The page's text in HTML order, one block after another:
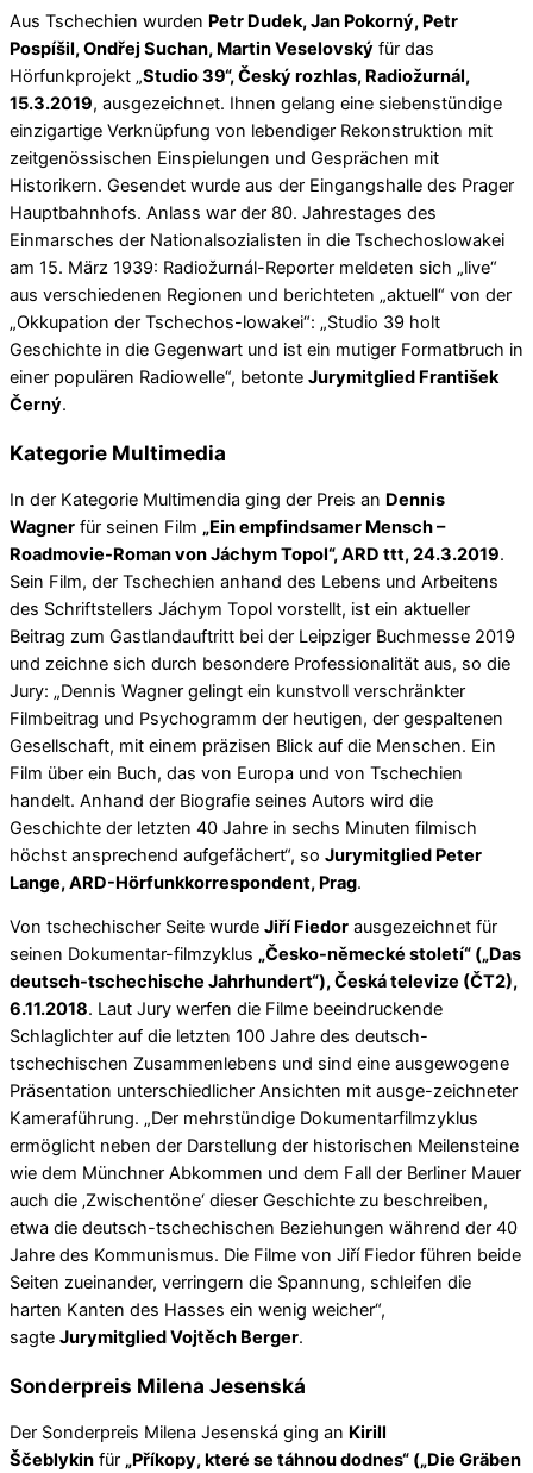
Aus Tschechien wurden Petr Dudek, Jan Pokorný, Petr
Pospíšil, Ondřej Suchan, Martin Veselovský für das
Hörfunkprojekt „Studio 39“, Český rozhlas, Radiožurnál,
15.3.2019, ausgezeichnet. Ihnen gelang eine siebenstündige
einzigartige Verknüpfung von lebendiger Rekonstruktion mit
zeitgenössischen Einspielungen und Gesprächen mit
Historikern. Gesendet wurde aus der Eingangshalle des Prager
Hauptbahnhofs. Anlass war der 80. Jahrestages des
Einmarsches der Nationalsozialisten in die Tschechoslowakei
am 15. März 1939: Radiožurnál-Reporter meldeten sich „live“
aus verschiedenen Regionen und berichteten „aktuell“ von der
„Okkupation der Tschechos-lowakei“: „Studio 39 holt
Geschichte in die Gegenwart und ist ein mutiger Formatbruch in
einer populären Radiowelle“, betonte Jurymitglied František
Černý.
Kategorie Multimedia
In der Kategorie Multimendia ging der Preis an Dennis
Wagner für seinen Film „Ein empfindsamer Mensch –
Roadmovie-Roman von Jáchym Topol“, ARD ttt, 24.3.2019.
Sein Film, der Tschechien anhand des Lebens und Arbeitens
des Schriftstellers Jáchym Topol vorstellt, ist ein aktueller
Beitrag zum Gastlandauftritt bei der Leipziger Buchmesse 2019
und zeichne sich durch besondere Professionalität aus, so die
Jury: „Dennis Wagner gelingt ein kunstvoll verschränkter
Filmbeitrag und Psychogramm der heutigen, der gespaltenen
Gesellschaft, mit einem präzisen Blick auf die Menschen. Ein
Film über ein Buch, das von Europa und von Tschechien
handelt. Anhand der Biografie seines Autors wird die
Geschichte der letzten 40 Jahre in sechs Minuten filmisch
höchst ansprechend aufgefächert“, so Jurymitglied Peter
Lange, ARD-Hörfunkkorrespondent, Prag.
Von tschechischer Seite wurde Jiří Fiedor ausgezeichnet für
seinen Dokumentar-filmzyklus „Česko-německé století“ („Das
deutsch-tschechische Jahrhundert“), Česká televize (ČT2),
6.11.2018. Laut Jury werfen die Filme beeindruckende
Schlaglichter auf die letzten 100 Jahre des deutsch-
tschechischen Zusammenlebens und sind eine ausgewogene
Präsentation unterschiedlicher Ansichten mit ausge-zeichneter
Kameraführung. „Der mehrstündige Dokumentarfilmzyklus
ermöglicht neben der Darstellung der historischen Meilensteine
wie dem Münchner Abkommen und dem Fall der Berliner Mauer
auch die ‚Zwischentöne‘ dieser Geschichte zu beschreiben,
etwa die deutsch-tschechischen Beziehungen während der 40
Jahre des Kommunismus. Die Filme von Jiří Fiedor führen beide
Seiten zueinander, verringern die Spannung, schleifen die
harten Kanten des Hasses ein wenig weicher“,
sagte Jurymitglied Vojtěch Berger.
Sonderpreis Milena Jesenská
Der Sonderpreis Milena Jesenská ging an Kirill
Ščeblykin für „Příkopy, které se táhnou dodnes“ („Die Gräben